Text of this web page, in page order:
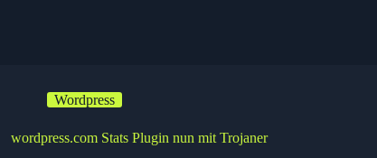
Wordpress
wordpress.com Stats Plugin nun mit Trojaner